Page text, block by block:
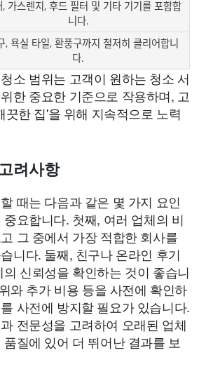
, 가스렌지, 후드 필터 및 기타 기기를 포함합
니다.
, 욕실 타일, 환풍구까지 철저히 클리어합니
다.
소 범위는 고객이 원하는 청소 서
한 중요한 기준으로 작용하며, 고
끗한 집'을 위해 지속적으로 노력
려사항
때는 다음과 같은 몇 가지 요인
요합니다. 첫째, 여러 업체의 비
그 중에서 가장 적합한 회사를
니다. 둘째, 친구나 온라인 후기
신뢰성을 확인하는 것이 좋습니
와 추가 비용 등을 사전에 확인하
사전에 방지할 필요가 있습니다.
전문성을 고려하여 오래된 업체
질에 있어 더 뛰어난 결과를 보